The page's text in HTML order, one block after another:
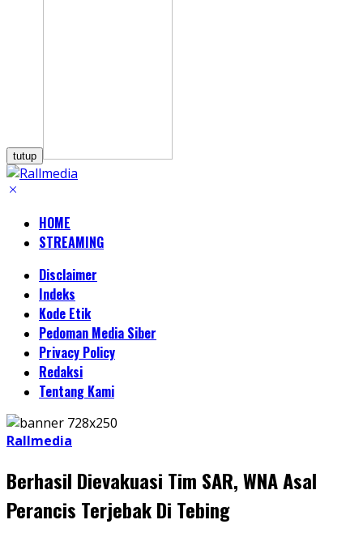
tutup
HOME
STREAMING
Disclaimer
Indeks
Kode Etik
Pedoman Media Siber
Privacy Policy
Redaksi
Tentang Kami
Rallmedia
Berhasil Dievakuasi Tim SAR, WNA Asal
Perancis Terjebak Di Tebing